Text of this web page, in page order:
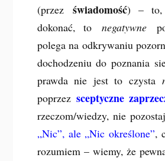
(przez świadomość) – to,
dokonać, to negatywne
polega na odkrywaniu
dochodzeniu do poznania
prawda nie jest to czysta
poprzezsceptyczne
rzeczom/wiedzy, nie
„Nic”, ale „Nic określone”,
rozumiem – wiemy, że